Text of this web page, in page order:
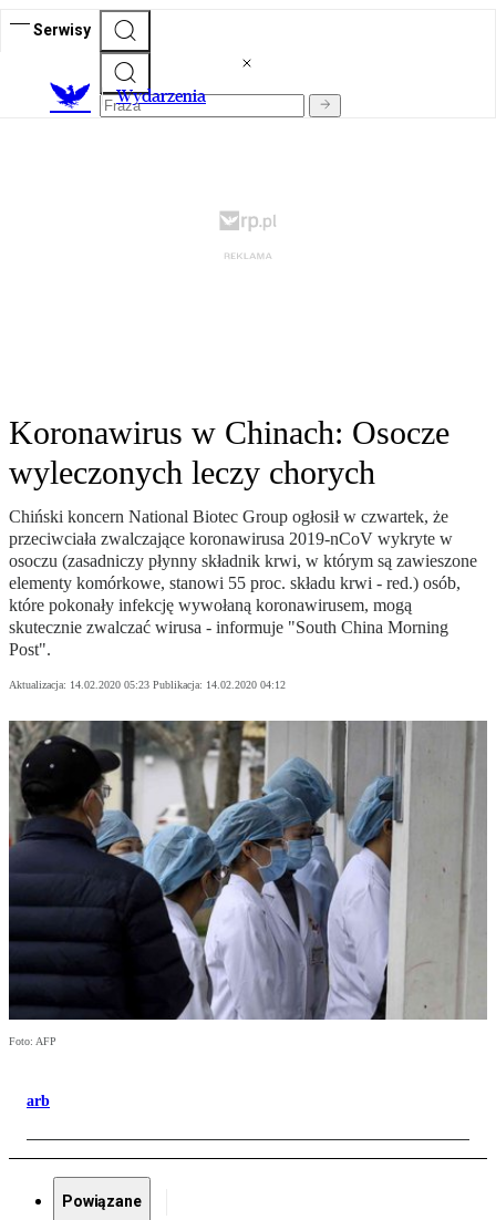
Serwisy
Wydarzenia
Koronawirus w Chinach: Osocze
wyleczonych leczy chorych
Chiński koncern National Biotec Group ogłosił w czwartek, że
przeciwciała zwalczające koronawirusa 2019-nCoV wykryte w
osoczu (zasadniczy płynny składnik krwi, w którym są zawieszone
elementy komórkowe, stanowi 55 proc. składu krwi - red.) osób,
które pokonały infekcję wywołaną koronawirusem, mogą
skutecznie zwalczać wirusa - informuje "South China Morning
Post".
Aktualizacja: 14.02.2020 05:23 Publikacja: 14.02.2020 04:12
Foto: AFP
arb
Powiązane